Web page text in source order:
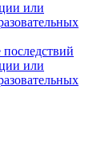
или
или